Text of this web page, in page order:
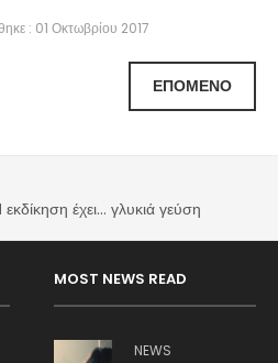
: 01 Οκτωβρίου 2017
ΕΠΌΜΕΝΟ
έχει... γλυκιά γεύση
MOST NEWS READ
NEWS